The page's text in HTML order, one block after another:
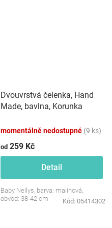
Dvouvrstvá čelenka, Hand
Made, bavlna, Korunka
momentálně nedostupné (9 ks)
od 259 Kč
Detail
Baby Nellys, barva: malinová,
obvod: 38-42 cm
Kód: 05414302